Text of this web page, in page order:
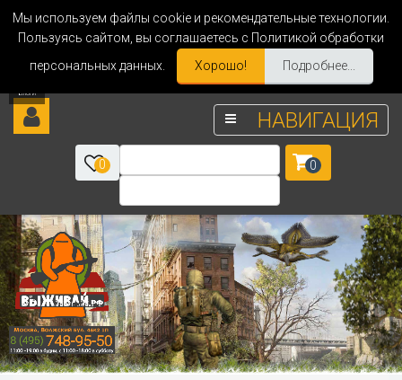
Мы используем файлы cookie и рекомендательные технологии.
Пользуясь сайтом, вы соглашаетесь с Политикой обработки
персональных данных.
Хорошо! Подробнее...
НАВИГАЦИЯ
0 0